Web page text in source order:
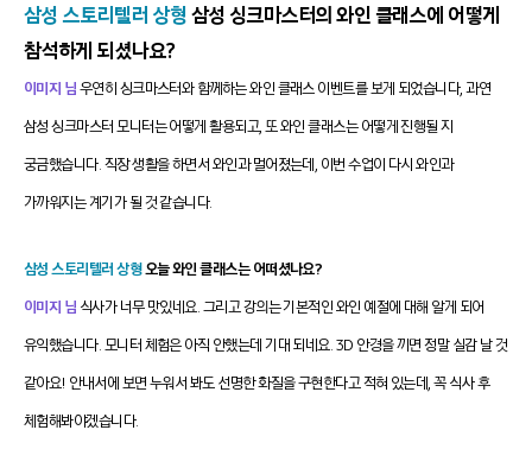
삼성 스토리텔러 상형삼성 싱크마스터의 와인 클래스에 어떻게
참석하게 되셨나요?
이미지 님우연히 싱크마스터와 함께하는 와인 클래스 이벤트를 보게 되었습니다, 과연
삼성 싱크마스터 모니터는 어떻게 활용되고, 또 와인 클래스는 어떻게 진행될 지
궁금했습니다. 직장 생활을 하면서 와인과 멀어졌는데, 이번 수업이 다시 와인과
가까워지는 계기가 될 것 같습니다.
삼성 스토리텔러 상형오늘 와인 클래스는 어떠셨나요?
이미지 님 식사가 너무 맛있네요. 그리고 강의는 기본적인 와인 예절에 대해 알게 되어
유익했습니다. 모니터 체험은 아직 안했는데 기대 되네요. 3D 안경을 끼면 정말 실감 날 것
같아요! 안내서에 보면 누워서 봐도 선명한 화질을 구현한다고 적혀 있는데, 꼭 식사 후
체험해봐야겠습니다.